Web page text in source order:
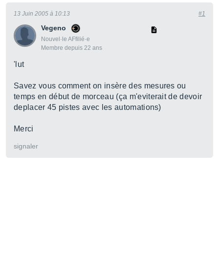
Vegeno
Nouvel·le AFfilié·e
Membre depuis 22 ans
13 Juin 2005 à 10:13 #1
'lut
Savez vous comment on insère des mesures ou
temps en début de morceau (ça m'eviterait de devoir
deplacer 45 pistes avec les automations)
Merci
signaler